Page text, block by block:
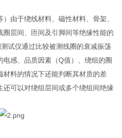
由于绕线材料、磁性材料、骨架、
层间、匝间及引脚间等绝缘性能的
试仪通过比较被测线圈的衰减振荡
电感、品质因素（Q值）、绕组的圈
材料的情况下还能判断其材质的差
还可以对绕组层间或多个绕组间绝缘